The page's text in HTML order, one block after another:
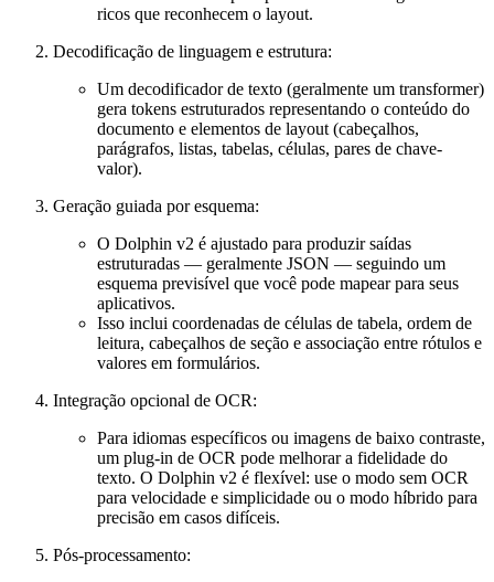
ricos que reconhecem o layout.
Decodificação de linguagem e estrutura:
Um decodificador de texto (geralmente um transformer)
gera tokens estruturados representando o conteúdo do
documento e elementos de layout (cabeçalhos,
parágrafos, listas, tabelas, células, pares de chave-
valor).
Geração guiada por esquema:
O Dolphin v2 é ajustado para produzir saídas
estruturadas — geralmente JSON — seguindo um
esquema previsível que você pode mapear para seus
aplicativos.
Isso inclui coordenadas de células de tabela, ordem de
leitura, cabeçalhos de seção e associação entre rótulos e
valores em formulários.
Integração opcional de OCR:
Para idiomas específicos ou imagens de baixo contraste,
um plug-in de OCR pode melhorar a fidelidade do
texto. O Dolphin v2 é flexível: use o modo sem OCR
para velocidade e simplicidade ou o modo híbrido para
precisão em casos difíceis.
Pós-processamento: